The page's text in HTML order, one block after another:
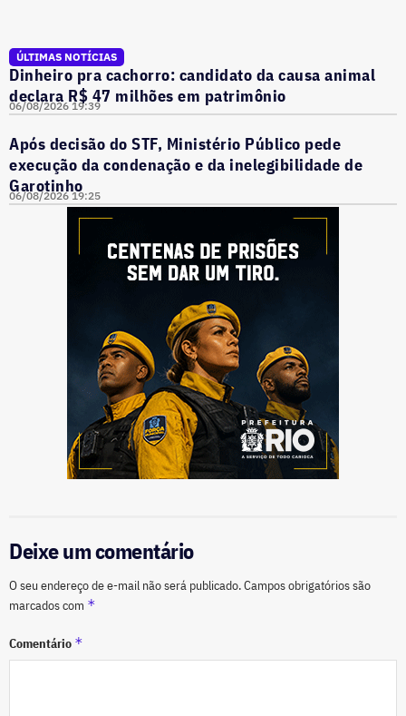
ÚLTIMAS NOTÍCIAS
Dinheiro pra cachorro: candidato da causa animal
declara R$ 47 milhões em patrimônio
06/08/2026 19:39
Após decisão do STF, Ministério Público pede
execução da condenação e da inelegibilidade de
Garotinho
06/08/2026 19:25
Deixe um comentário
O seu endereço de e-mail não será publicado.Campos obrigatórios são
marcados com *
Comentário *